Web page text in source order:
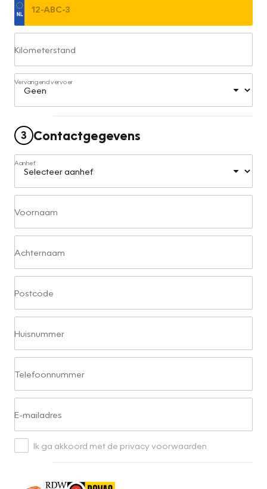
Kilometerstand
Vervangend vervoer
3 Contactgegevens
Aanhef
Voornaam
Achternaam
Postcode
Huisnummer
Telefoonnummer
E-mailadres
Ik ga akkoord met de privacy voorwaarden